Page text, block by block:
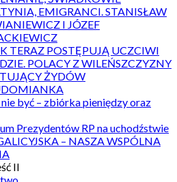
EMIGRANCI. STANISŁAW
I JÓZEF
TERAZ POSTĘPUJĄ UCZCIWI
POLACY Z WILEŃSZCZYZNY
ŻYDÓW
być – zbiórka pieniędzy oraz
Prezydentów RP na uchodźstwie
– NASZA WSPÓLNA
II